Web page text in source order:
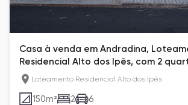
Casa à venda em Andradina,
Residencial Alto dos Ipês, com 2
m² Loteamento Residencial Alto dos Ipês
150m² 2 6